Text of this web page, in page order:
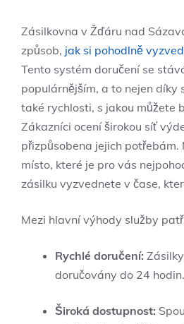
Zásilkovna v Žďáru nad
způsob, jak si pohodlně
Tento systém doručení se
populárnějším, a to nejen díky
také rychlosti, s jakou můžete
Zákazníci ocení širokou síť
přizpůsobena jejich
místo, které je pro vás
zásilku vyzvednete v čase,
Mezi hlavní výhody služby
Rychlé doručení:
doručovány do 24 hodin.
Široká dostupnost: